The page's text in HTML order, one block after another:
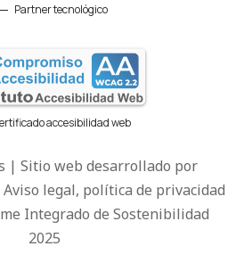
Partner tecnológico
accesibilidad web
| Sitio web desarrollado por
Aviso legal, política de privacidad
Integrado de Sostenibilidad
2025